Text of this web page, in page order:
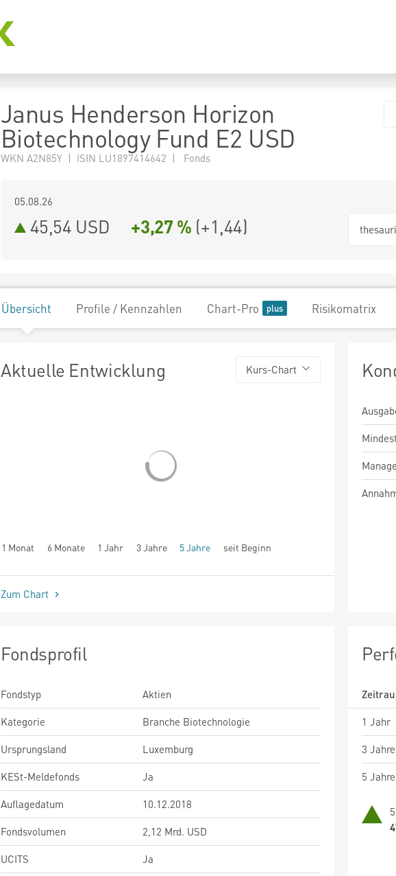
Janus Henderson Horizon
Biotechnology Fund E2 USD
WKN A2N85Y | ISIN LU1897414642 | Fonds
05.08.26
45,54 USD +3,27 % (+1,44)
Übersicht Profile / Kennzahlen Chart-Pro Risikomatrix
Aktuelle Entwicklung Kurs-Chart
1 Monat 6 Monate 1 Jahr 3 Jahre 5 Jahre seit Beginn
Zum Chart
Fondsprofil
Fondstyp
Aktien
Kategorie
Branche Biotechnologie
Ursprungsland
Luxemburg
KESt-Meldefonds
Ja
Auflagedatum
10.12.2018
Fondsvolumen
2,12 Mrd. USD
UCITS
Ja
1 Jahr
3
5